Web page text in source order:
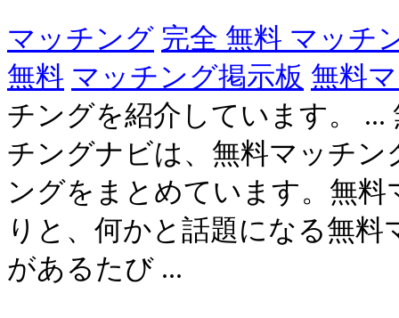
マッチング 完全 無料 マッチ
無料 マッチング掲示板 無料
チングを紹介しています。
チングナビは、無料マッチ
ングをまとめています。無
りと、何かと話題になる無
があるたび ...